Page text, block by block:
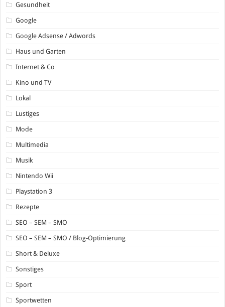
Gesundheit
Google
Google Adsense / Adwords
Haus und Garten
Internet & Co
Kino und TV
Lokal
Lustiges
Mode
Multimedia
Musik
Nintendo Wii
Playstation 3
Rezepte
SEO – SEM – SMO
SEO – SEM – SMO / Blog-Optimierung
Short & Deluxe
Sonstiges
Sport
Sportwetten